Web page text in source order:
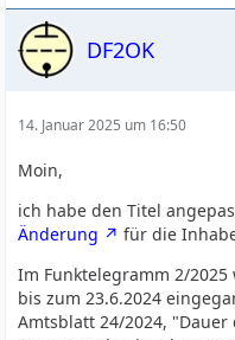
DF2OK
14. Januar 2025 um 16:50
Moin,
ich habe den Titel
Änderung
für die
Im Funktelegramm 2/
bis zum 23.6.2024
Amtsblatt 24/2024,